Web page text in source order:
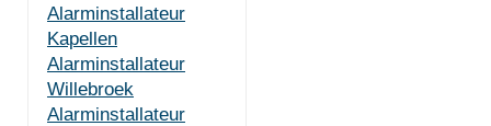
Alarminstallateur
Kapellen
Alarminstallateur
Willebroek
Alarminstallateur